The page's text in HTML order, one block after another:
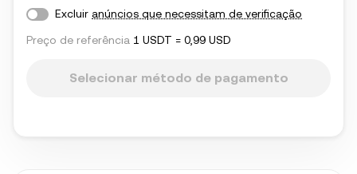
Excluir anúncios que necessitam de verificação
Preço de referência 1 USDT = 0,99 USD
Selecionar método de pagamento